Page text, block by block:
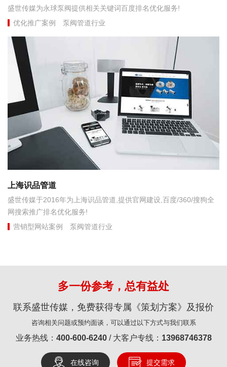
盛世传媒为永球泵阀提供相关关键词百度排名优化服务!
优化推广案例
泵阀管道行业
上海识品管道
盛世传媒于2016年为上海识品管道,提供官网建设,百度/360/搜狗全
网搜索推广排名优化服务!
营销型网站案例
泵阀管道行业
多一份参考，总有益处
联系盛世传媒，免费获得专属《策划方案》及报价
咨询相关问题或预约面谈，可以通过以下方式与我们联系
业务热线： 400-600-6240/ 大客户专线： 13968746378
在线咨询 提交需求